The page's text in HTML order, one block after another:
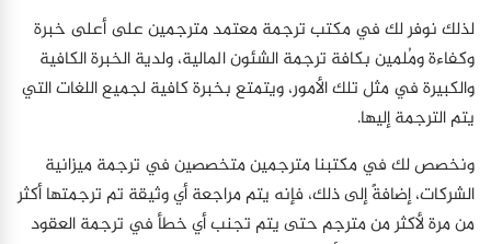
لذلك نوفر لك في مكتب ترجمة معتمد مترجمين على أعلى خبرة
وكفاءة ومُلمين بكافة ترجمة الشئون المالية، ولدية الخبرة الكافية
والكبيرة في مثل تلك الأمور، ويتمتع بخبرة كافية لجميع اللغات التي
يتم الترجمة إليها.
ونخصص لك في مكتبنا مترجمين متخصصين في ترجمة ميزانية
الشركات، إضافةً إلى ذلك، فإنه يتم مراجعة أي وثيقة تم ترجمتها أكثر
من مرة لأكثر من مترجم حتى يتم تجنب أي خطأ في ترجمة العقود